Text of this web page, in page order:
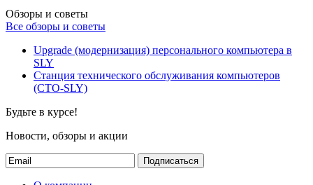
Обзоры и советы
Все обзоры и советы
Upgrade (модернизация) персонального компьютера в
SLY
Станция технического обслуживания компьютеров
(СТО-SLY)
Будьте в курсе!
Новости, обзоры и акции
Подписаться